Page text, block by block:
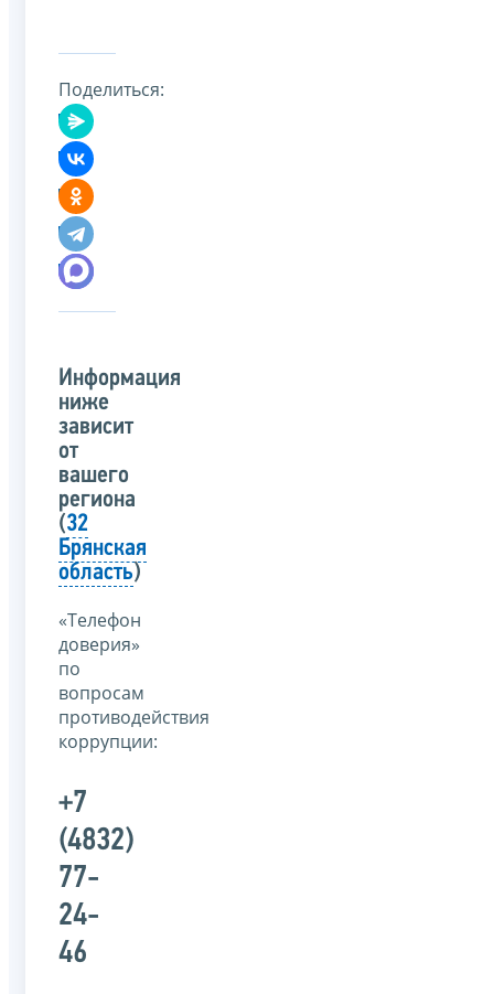
Поделиться:
Информация
ниже
зависит
от
вашего
региона
(32
Брянская
область)
«Телефон
доверия»
по
вопросам
противодействия
коррупции:
+7
(4832)
77-
24-
46